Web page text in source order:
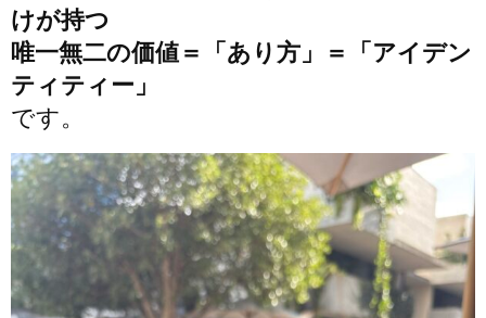
けが持つ
唯一無二の価値＝「あり方」＝「アイデン
ティティー」
です。